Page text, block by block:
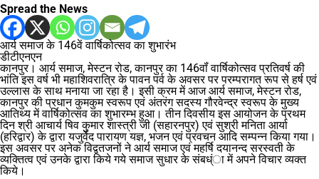
Spread the News
आर्य समाज के 146वें वार्षिकोत्सव का शुभारंभ
डीटीएनएन
कानपुर। आर्य समाज, मेस्टन रोड, कानपुर का 146वॉं वार्षिकोत्सव प्रतिवर्ष की
भांति इस वर्ष भी महाशिवरात्रि के पावन पर्व के अवसर पर परम्परागत रूप से हर्ष एवं
उल्लास के साथ मनाया जा रहा है। इसी क्रम में आज आर्य समाज, मेस्टन रोड,
कानपुर की प्रधान कुमकुम स्वरूप एवं अंतरंग सदस्य गौरवेन्द्र स्वरूप के मुख्य
आतिथ्य में वार्षिकोत्सव का शुभारम्भ हुआ। तीन दिवसीय इस आयोजन के प्रथम
दिन श्री आचार्य षिव कुमार शास्त्री जी (सहारनपुर) एवं सुश्री मनिता आर्या
(हरिद्वार) के द्वारा यजुर्वेद पारायण यज्ञ, भजन एवं प्रवचन आदि सम्पन्न किया गया।
इस अवसर पर अनेक विद्वतजनों ने आर्य समाज एवं महर्षि दयानन्द सरस्वती के
व्यक्तित्व एवं उनके द्वारा किये गये समाज सुधार के संबध्ंा में अपने विचार व्यक्त
किये।